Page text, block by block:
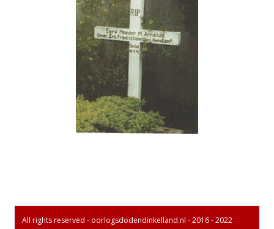
All rights reserved - oorlogsdodendinkelland.nl - 2016 - 2022